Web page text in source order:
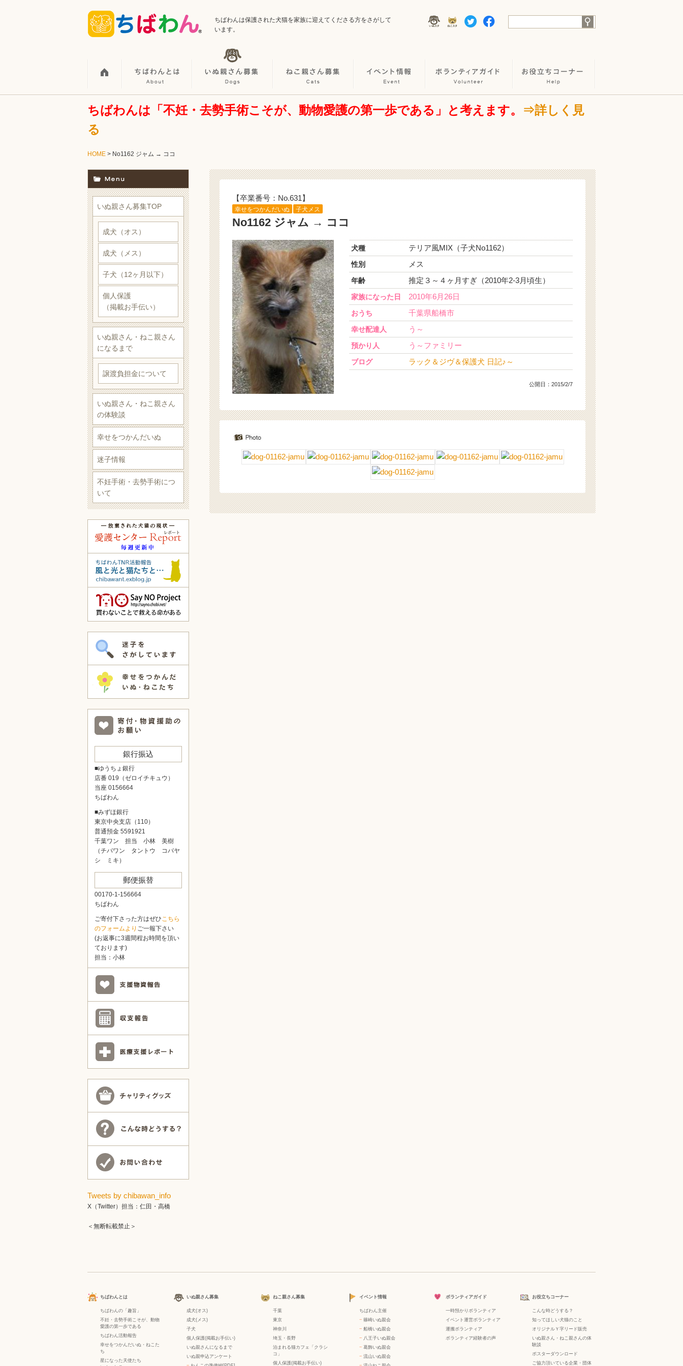
ちばわんは保護された犬猫を家族に迎えてくださる方をさがして
います。
ちばわんは「不妊・去勢手術こそが、動物愛護の第一歩である」と考えます。
⇒詳しく見
る
HOME > No1162 ジャム → ココ
【卒業番号：No.631】
幸せをつかんだいぬ 子犬メス
No1162 ジャム → ココ
犬種 テリア風MIX（子犬No1162）
性別 メス
年齢 推定３～４ヶ月すぎ（2010年2-3月頃生）
家族になった日 2010年6月26日
おうち 千葉県船橋市
幸せ配達人 う～
預かり人 う～ファミリー
ブログ ラック＆ジヴ＆保護犬 日記♪～
公開日： 2015/2/7
いぬ親さん募集TOP
成犬（オス）
成犬（メス）
子犬（12ヶ月以下）
個人保護
（掲載お手伝い）
いぬ親さん・ねこ親さん
になるまで
譲渡負担金について
いぬ親さん・ねこ親さん
の体験談
幸せをつかんだいぬ
迷子情報
不妊手術・去勢手術につ
いて
銀行振込
■ゆうちょ銀行
店番 019（ゼロイチキュウ）
当座 0156664
ちばわん
■みずほ銀行
東京中央支店（110）
普通預金 5591921
千葉ワン 担当 小林 美樹
（チバワン タントウ コバヤ
シ ミキ）
郵便振替
00170-1-156664
ちばわん
ご寄付下さった方はぜひこちら
のフォームより ご一報下さい
(お返事に3週間程お時間を頂い
ております)
担当：小林
Tweets by chibawan_info
X（Twitter）担当：仁田・高橋
＜無断転載禁止＞
ちばわんとは
ちばわんの「趣旨」
不妊・去勢手術こそが、動物
愛護の第一歩である
ちばわん活動報告
幸せをつかんだいぬ・ねこた
ち
星になった天使たち
いぬ親さん募集
成犬(オス)
成犬(メス)
子犬
個人保護(掲載お手伝い)
いぬ親さんになるまで
いぬ親申込アンケート
ねこ親さん募集
千葉
東京
神奈川
埼玉・長野
泊まれる猫カフェ「クラシ
コ」
個人保護(掲載お手伝い)
イベント情報
ちばわん主催
− 篠崎いぬ親会
− 船橋いぬ親会
− 八王子いぬ親会
− 葛飾いぬ親会
− 流山いぬ親会
ボランティアガイド
一時預かりボランティア
イベント運営ボランティア
運搬ボランティア
ボランティア経験者の声
お役立ちコーナー
こんな時どうする？
知ってほしい犬猫のこと
オリジナルＹ字リード販売
いぬ親さん・ねこ親さんの体
験談
ポスターダウンロード
ご協力頂いている企業・団体